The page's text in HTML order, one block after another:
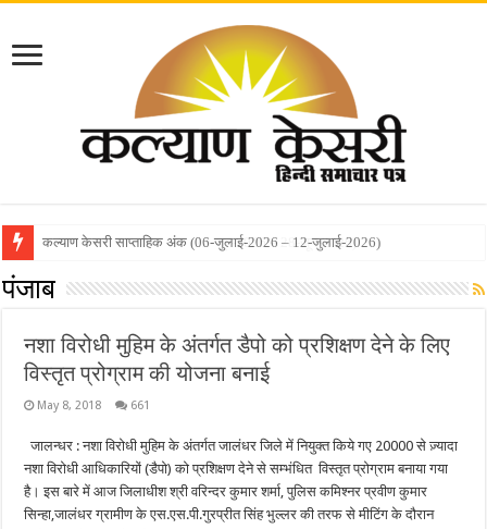
कल्याण केसरी साप्ताहिक अंक (22-जून-2026 – 28-जून-2026)
पंजाब
नशा विरोधी मुहिम के अंतर्गत डैपो को प्रशिक्षण देने के लिए
विस्तृत प्रोग्राम की योजना बनाई
May 8, 2018 661
जालन्धर : नशा विरोधी मुहिम के अंतर्गत जालंधर जिले में नियुक्त किये गए 20000 से ज़्यादा
नशा विरोधी आधिकारियों (डैपो) को प्रशिक्षण देने से सम्भंधित विस्तृत प्रोग्राम बनाया गया
है। इस बारे में आज जिलाधीश श्री वरिन्दर कुमार शर्मा, पुलिस कमिश्नर प्रवीण कुमार
सिन्हा,जालंधर ग्रामीण के एस.एस.पी.गुरप्रीत सिंह भुल्लर की तरफ से मीटिंग के दौरान